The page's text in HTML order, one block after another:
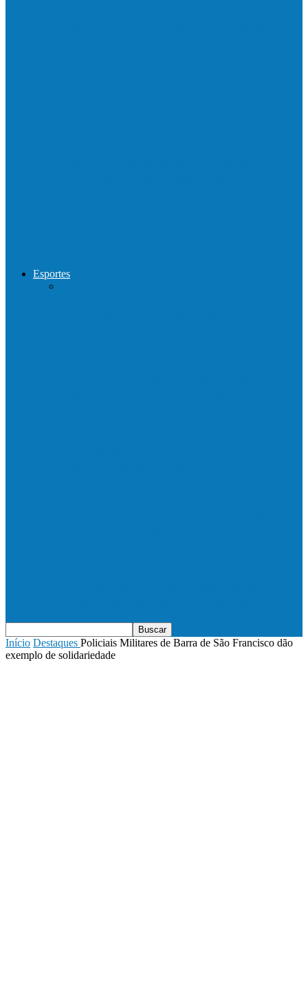
Esportes
Início Destaques Policiais Militares de Barra de São Francisco dão
exemplo de solidariedade